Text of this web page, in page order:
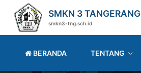
SMKN 3 TANGERANG
smkn3-tng.sch.id
BERANDA TENTANG